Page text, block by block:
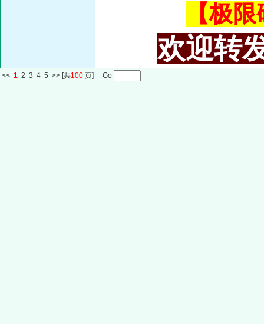
【极
欢迎转
<< 1 2 3 4 5 >> [共100 页] Go